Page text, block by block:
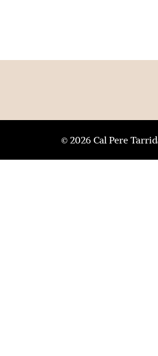
© 2026 Cal Pere